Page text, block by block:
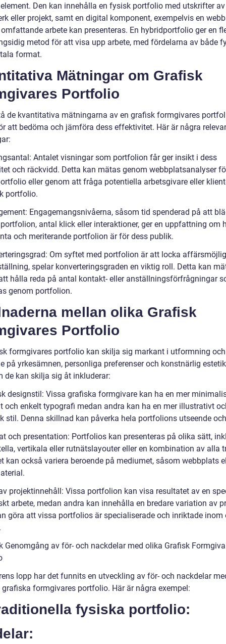
Den kan innehålla en fysisk portfolio med utskrifter
eller projekt, samt en digital komponent, exempelvis en
arbete kan presenteras. En hybridportfolio ger en
metod för att visa upp arbete, med fördelarna av både
format.
Mätningar om Grafisk
Portfolio
de kvantitativa mätningarna av en grafisk formgivares
att bedöma och jämföra dess effektivitet. Här är några
Antalet visningar som portfolion får ger insikt i dess
och räckvidd. Detta kan mätas genom webbplatsanalyser
eller genom att fråga potentiella arbetsgivare eller
portfolio.
Engagemangsnivåerna, såsom tid spenderad på att
antal klick eller interaktioner, ger en uppfattning om
och meriterande portfolion är för dess publik.
Om syftet med portfolion är att locka
spelar konverteringsgraden en viktig roll. Detta kan
hålla reda på antal kontakt- eller anställningsförfrågningar
genom portfolion.
mellan olika Grafisk
Portfolio
formgivares portfolio kan skilja sig markant i utformning
på yrkesämnen, personliga preferenser och konstnärlig
de kan skilja sig åt inkluderar:
designstil: Vissa grafiska formgivare kan ha en mer
och enkelt typografi medan andra kan ha en mer illustrativt
stil. Denna skillnad kan påverka hela portfolions utseende
och presentation: Portfolios kan presenteras på olika sätt,
vertikala eller rutnätslayouter eller en kombination av alla
kan också variera beroende på mediumet, såsom webbplats
projektinnehåll: Vissa portfolion kan visa resultatet av en
arbete, medan andra kan innehålla en bredare variation av
göra att vissa portfolios är specialiserade och inriktade inom
Genomgång av för- och nackdelar med olika Grafisk
lopp har det funnits en utveckling av för- och nackdelar
grafiska formgivares portfolio. Här är några exempel:
fysiska portfolio: